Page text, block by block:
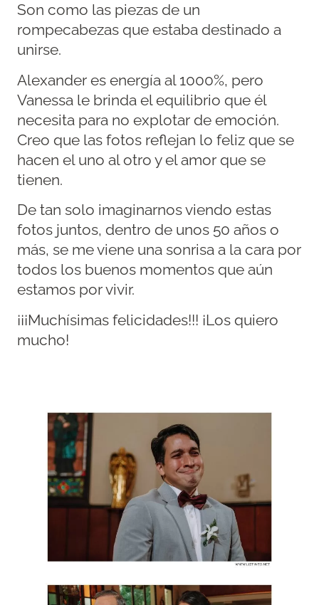
Son como las piezas de un
rompecabezas que estaba destinado a
unirse.
Alexander es energía al 1000%, pero
Vanessa le brinda el equilibrio que él
necesita para no explotar de emoción.
Creo que las fotos reflejan lo feliz que se
hacen el uno al otro y el amor que se
tienen.
De tan solo imaginarnos viendo estas
fotos juntos, dentro de unos 50 años o
más, se me viene una sonrisa a la cara por
todos los buenos momentos que aún
estamos por vivir.
¡¡¡Muchísimas felicidades!!! ¡Los quiero
mucho!